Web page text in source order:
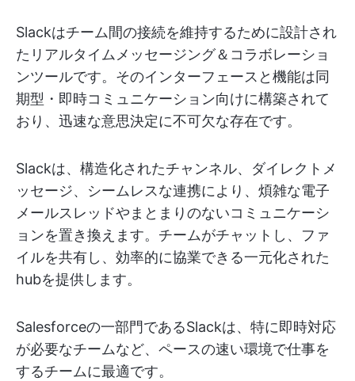
Slackはチーム間の接続を維持するために設計され
たリアルタイムメッセージング＆コラボレーショ
ンツールです。そのインターフェースと機能は同
期型・即時コミュニケーション向けに構築されて
おり、迅速な意思決定に不可欠な存在です。
Slackは、構造化されたチャンネル、ダイレクトメ
ッセージ、シームレスな連携により、煩雑な電子
メールスレッドやまとまりのないコミュニケーシ
ョンを置き換えます。チームがチャットし、ファ
イルを共有し、効率的に協業できる一元化された
hubを提供します。
Salesforceの一部門であるSlackは、特に即時対応
が必要なチームなど、ペースの速い環境で仕事を
するチームに最適です。